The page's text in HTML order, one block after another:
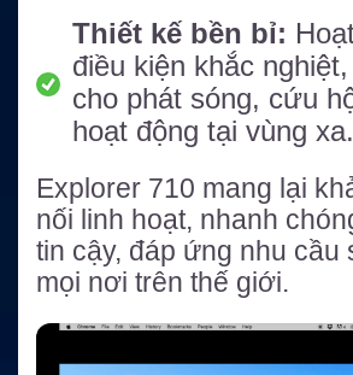
Thiết kế bền bỉ:
điều kiện khắc
cho phát sóng, cứu
hoạt động tại vùng xa.
Explorer 710 mang lại
nối linh hoạt, nhanh
tin cậy, đáp ứng nhu cầu
mọi nơi trên thế giới.